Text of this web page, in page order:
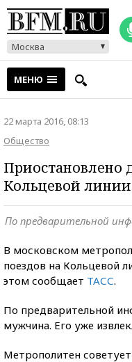
Москва
МЕНЮ
22 марта 2016, 08:13
Общество
Приостановлено
Кольцевой линии
По предварительной
В московском
поездов на Кольцевой
этом сообщает ТАСС.
По предварительной
мужчина. Его уже
Метрополитен